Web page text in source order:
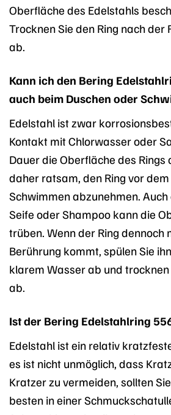
Oberfläche des Edelstahls
Trocknen Sie den Ring nach der
ab.
Kann ich den Bering
auch beim Duschen oder
Edelstahl ist zwar
Kontakt mit Chlorwasser oder
Dauer die Oberfläche des Rings
daher ratsam, den Ring vor
Schwimmen abzunehmen.
Seife oder Shampoo kann die
trüben. Wenn der Ring dennoch
Berührung kommt, spülen Sie
klarem Wasser ab und
ab.
Ist der Bering Edelstahlring
Edelstahl ist ein relativ
es ist nicht unmöglich, dass
Kratzer zu vermeiden, sollten
besten in einer